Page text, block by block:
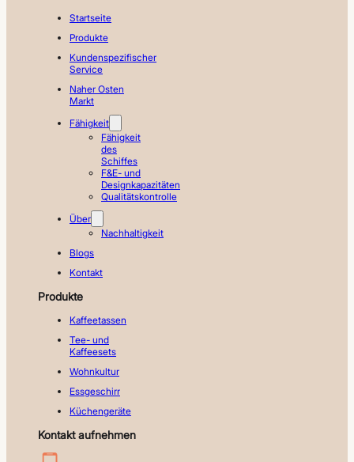
Startseite
Produkte
Kundenspezifischer
Service
Naher Osten
Markt
Fähigkeit
Fähigkeit
des
Schiffes
F&E- und
Designkapazitäten
Qualitätskontrolle
Über
Nachhaltigkeit
Blogs
Kontakt
Produkte
Kaffeetassen
Tee- und
Kaffeesets
Wohnkultur
Essgeschirr
Küchengeräte
Kontakt aufnehmen